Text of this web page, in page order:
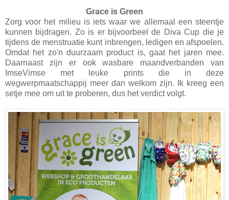
Grace is Green
Zorg voor het milieu is iets waar we allemaal een steentje
kunnen bijdragen. Zo is er bijvoorbeel de Diva Cup die je
tijdens de menstruatie kunt inbrengen, ledigen en afspoelen.
Omdat het zo'n duurzaam product is, gaat het jaren mee.
Daarnaast zijn er ook wasbare maandverbanden van
ImseVimse met leuke prints die in deze
wegwerpmaatschappij meer dan welkom zijn. Ik kreeg een
setje mee om uit te proberen, dus het verdict volgt.